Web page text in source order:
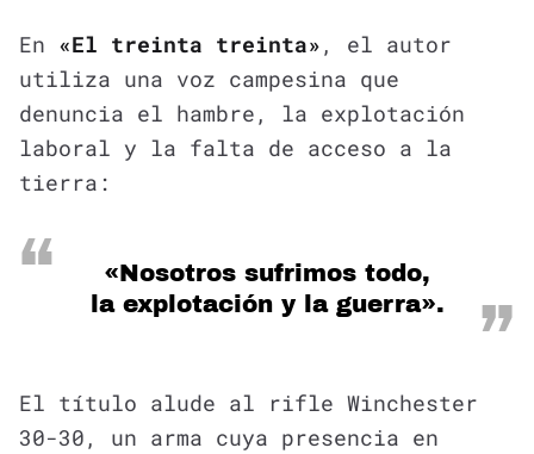
En «El treinta treinta» , el autor
utiliza una voz campesina que
denuncia el hambre, la explotación
laboral y la falta de acceso a la
tierra:
«Nosotros sufrimos todo,
la explotación y la guerra».
El título alude al rifle Winchester
30-30, un arma cuya presencia en